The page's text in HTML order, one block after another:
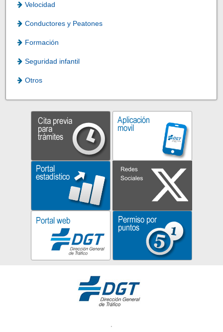
Velocidad
Conductores y Peatones
Formación
Seguridad infantil
Otros